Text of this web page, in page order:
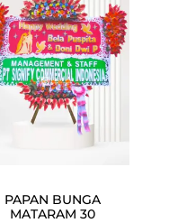
PAPAN BUNGA
MATARAM 30